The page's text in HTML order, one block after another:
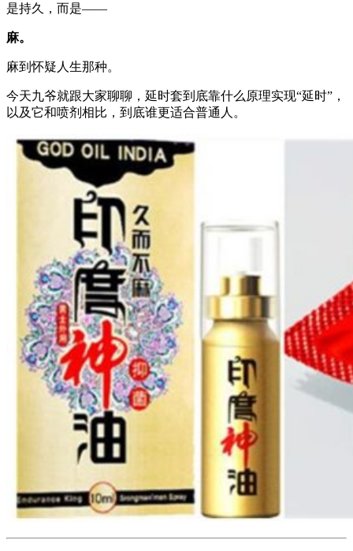
是持久，而是——
麻。
麻到怀疑人生那种。
今天九爷就跟大家聊聊，延时套到底靠什么原理实现“延时”，
以及它和喷剂相比，到底谁更适合普通人。